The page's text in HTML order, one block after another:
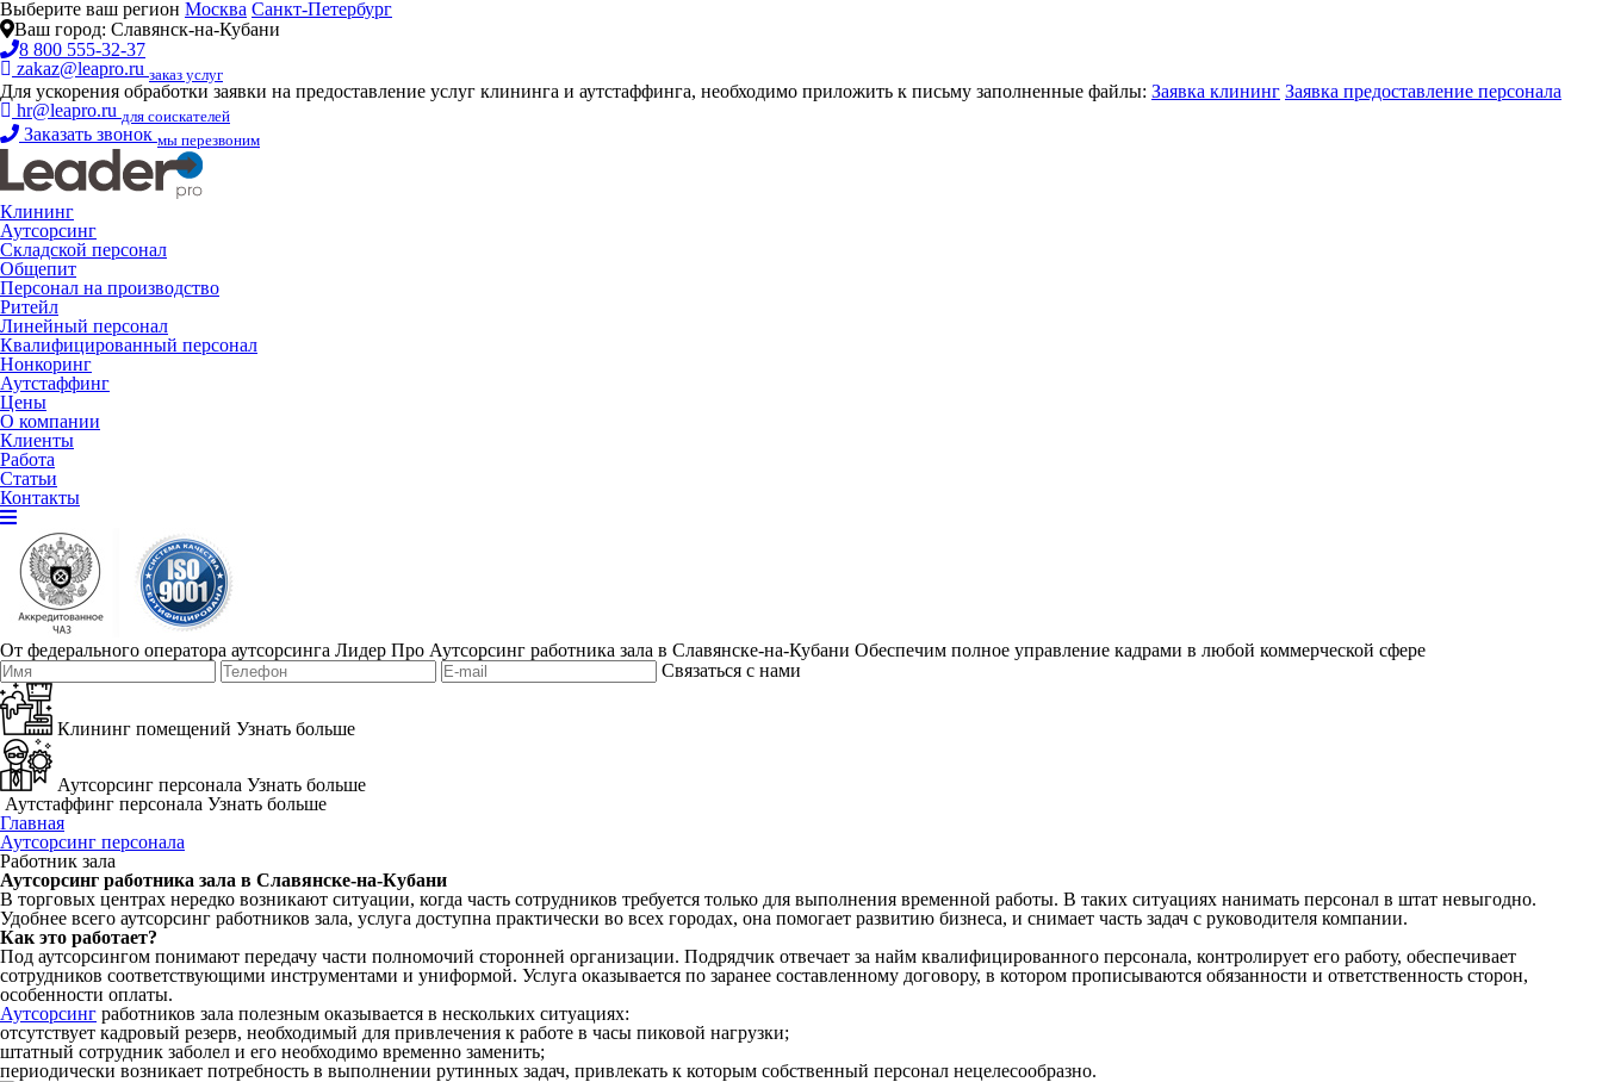
Выберите ваш регион Москва Санкт-Петербург
Ваш город: Славянск-на-Кубани
8 800 555-32-37
zakaz@leapro.ru заказ услуг
Для ускорения обработки заявки на предоставление услуг клининга и аутстаффинга, необходимо приложить к письму заполненные файлы: Заявка клининг Заявка предоставление персонала
hr@leapro.ru для соискателей
Заказать звонок мы перезвоним
Клининг
Аутсорсинг
Складской персонал
Общепит
Персонал на производство
Ритейл
Линейный персонал
Квалифицированный персонал
Нонкоринг
Аутстаффинг
Цены
О компании
Клиенты
Работа
Статьи
Контакты
От федерального оператора аутсорсинга Лидер Про Аутсорсинг работника зала в Славянске-на-Кубани Обеспечим полное управление кадрами в любой коммерческой сфере
Связаться с нами
Клининг помещений Узнать больше
Аутсорсинг персонала Узнать больше
Аутстаффинг персонала Узнать больше
Главная
Аутсорсинг персонала
Работник зала
Аутсорсинг работника зала в Славянске-на-Кубани
В торговых центрах нередко возникают ситуации, когда часть сотрудников требуется только для выполнения временной работы. В таких ситуациях нанимать персонал в штат невыгодно.
Удобнее всего аутсорсинг работников зала, услуга доступна практически во всех городах, она помогает развитию бизнеса, и снимает часть задач с руководителя компании.
Как это работает?
Под аутсорсингом понимают передачу части полномочий сторонней организации. Подрядчик отвечает за найм квалифицированного персонала, контролирует его работу, обеспечивает
сотрудников соответствующими инструментами и униформой. Услуга оказывается по заранее составленному договору, в котором прописываются обязанности и ответственность сторон,
особенности оплаты.
Аутсорсинг работников зала полезным оказывается в нескольких ситуациях:
отсутствует кадровый резерв, необходимый для привлечения к работе в часы пиковой нагрузки;
штатный сотрудник заболел и его необходимо временно заменить;
периодически возникает потребность в выполнении рутинных задач, привлекать к которым собственный персонал нецелесообразно.